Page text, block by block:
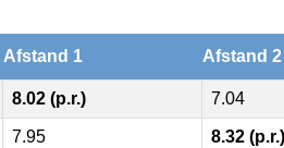
Afstand 1 Afstand 2
8.02 (p.r.) 7.04
7.95 8.32 (p.r.)